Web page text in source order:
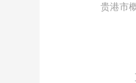
贵港市